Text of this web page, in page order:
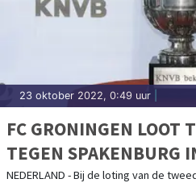
23 oktober 2022, 0:49 uur
FC GRONINGEN LOOT
TEGEN SPAKENBURG
NEDERLAND - Bij de loting van de